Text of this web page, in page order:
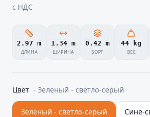
с НДС
2.97 m
ДЛИНА
1.34 m
ШИРИНА
0.42 m
БОРТ
44 kg
ВЕС
Цвет - Зеленый - светло-серый
Зеленый - светло-серый Сине-